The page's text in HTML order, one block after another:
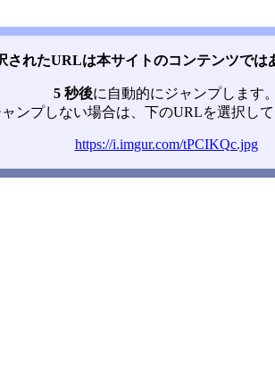
されたURLは本サイトのコンテンツでは
5 秒後に自動的にジャンプします。
ャンプしない場合は、下のURLを選択して
https://i.imgur.com/tPCIKQc.jpg